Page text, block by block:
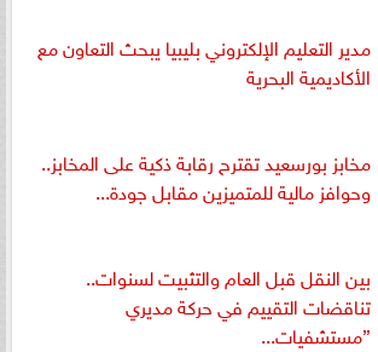
مدير التعليم الإلكتروني بليبيا يبحث التعاون مع
الأكاديمية البحرية
مخابز بورسعيد تقترح رقابة ذكية على المخابز..
وحوافز مالية للمتميزين مقابل جودة...
بين النقل قبل العام والتثبيت لسنوات..
تناقضات التقييم في حركة مديري
”مستشفيات...